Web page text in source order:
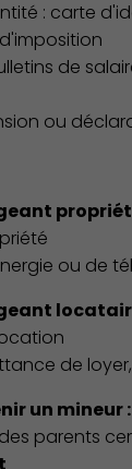
Charenton
: carte
de
ou
ou de
de
un mineur :
parents